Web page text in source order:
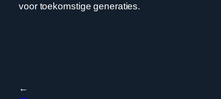
voor toekomstige generaties.
←